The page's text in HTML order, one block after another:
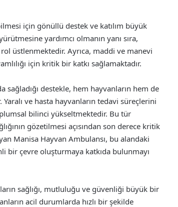
için gönüllü destek ve katılım büyük
yardımcı olmanın yanı sıra,
üstlenmektedir. Ayrıca, maddi ve manevi
için kritik bir katkı sağlamaktadır.
sağladığı destekle, hem hayvanların hem de
Yaralı ve hasta hayvanların tedavi süreçlerini
bilinci yükseltmektedir. Bu tür
gözetilmesi açısından son derece kritik
Manisa Hayvan Ambulansı, bu alandaki
bir çevre oluşturmaya katkıda bulunmayı
sağlığı, mutluluğu ve güvenliği büyük bir
acil durumlarda hızlı bir şekilde